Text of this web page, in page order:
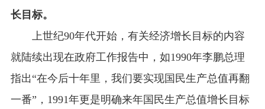
长目标。
上世纪90年代开始，有关经济增长目标的内容
就陆续出现在政府工作报告中，如1990年李鹏总理
指出“在今后十年里，我们要实现国民生产总值再翻
一番”， 1991年更是明确来年国民生产总值增长目标